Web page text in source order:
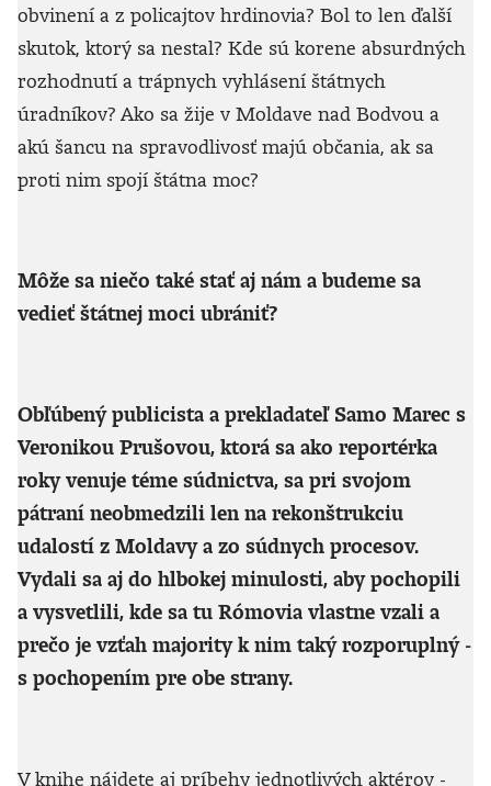
obvinení a z policajtov hrdinovia? Bol to len ďalší
skutok, ktorý sa nestal? Kde sú korene absurdných
rozhodnutí a trápnych vyhlásení štátnych
úradníkov? Ako sa žije v Moldave nad Bodvou a
akú šancu na spravodlivosť majú občania, ak sa
proti nim spojí štátna moc?
Môže sa niečo také stať aj nám a budeme sa
vedieť štátnej moci ubrániť?
Obľúbený publicista a prekladateľ Samo Marec s
Veronikou Prušovou, ktorá sa ako reportérka
roky venuje téme súdnictva, sa pri svojom
pátraní neobmedzili len na rekonštrukciu
udalostí z Moldavy a zo súdnych procesov.
Vydali sa aj do hlbokej minulosti, aby pochopili
a vysvetlili, kde sa tu Rómovia vlastne vzali a
prečo je vzťah majority k nim taký rozporuplný -
s pochopením pre obe strany.
V knihe nájdete aj príbehy jednotlivých aktérov -